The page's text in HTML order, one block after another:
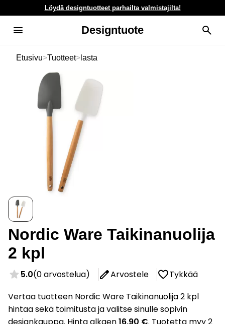
Löydä designtuotteet parhailta valmistajilta!
Designtuote
Etusivu>Tuotteet> lasta
Nordic Ware Taikinanuolija
2 kpl
5.0(0 arvostelua) Arvostele
Tykkää
Vertaa tuotteen Nordic Ware Taikinanuolija 2 kpl
hintaa sekä toimitusta ja valitse sinulle sopivin